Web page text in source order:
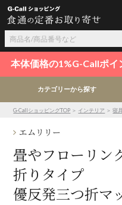
本体価格の1%G-Callポイ
カテゴリーから探す
G-CallショッピングTOP ＞ インテリア ＞寝
エムリリー
畳やフローリン
折りタイプ
優反発三つ折マ